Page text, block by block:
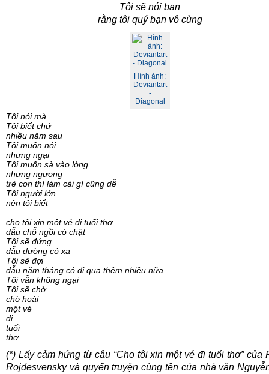
Tôi sẽ nói bạn
rằng tôi quý bạn vô cùng
Hình ảnh:
Deviantart
-
Diagonal
Tôi nói mà
Tôi biết chứ
nhiều năm sau
Tôi muốn nói
nhưng ngại
Tôi muốn sà vào lòng
nhưng ngượng
trẻ con thì làm cái gì cũng dễ
Tôi người lớn
nên tôi biết
cho tôi xin một vé đi tuổi thơ
dẫu chỗ ngồi có chật
Tôi sẽ đứng
dẫu đường có xa
Tôi sẽ đợi
dẫu năm tháng có đi qua thêm nhiều nữa
Tôi vẫn không ngại
Tôi sẽ chờ
chờ hoài
một vé
đi
tuổi
thơ
(*) Lấy cảm hứng từ câu “Cho tôi xin một vé đi tuổi thơ” của
Rojdesvensky và quyển truyện cùng tên của nhà văn